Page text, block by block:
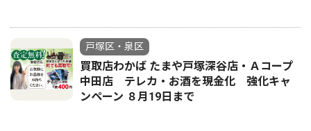
戸塚区・泉区
買取店わかば たまや戸塚深谷店・Ａコープ
中田店 テレカ・お酒を現金化 強化キャ
ンペーン ８月19日まで